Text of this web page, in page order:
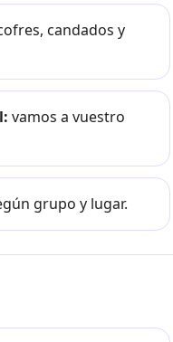
candados y
vamos a vuestro
grupo y lugar.